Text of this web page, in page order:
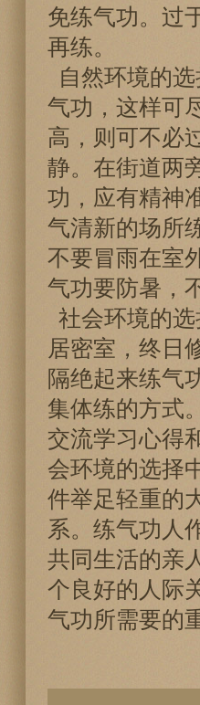
免练气功。过
再练。
自然环境的
气功，这样可
高，则可不必
静。在街道两
功，应有精神
气清新的场所
不要冒雨在室
气功要防暑
社会环境的
居密室，终日
隔绝起来练气
集体练的方式
交流学习心得
会环境的选择
件举足轻重的
系。练气功人
共同生活的亲
个良好的人际
气功所需要的